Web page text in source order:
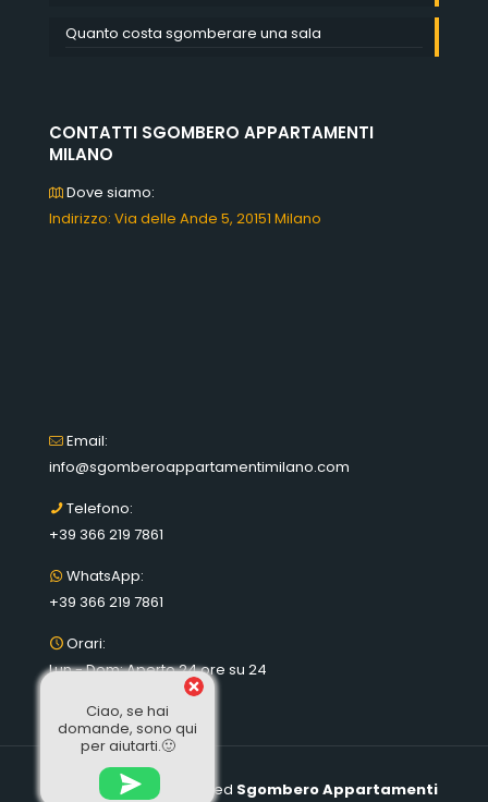
Quanto costa sgomberare una sala
CONTATTI SGOMBERO APPARTAMENTI
MILANO
Dove siamo:
Indirizzo: Via delle Ande 5, 20151 Milano
Email:
info@sgomberoappartamentimilano.com
Telefono:
+39 366 219 7861
WhatsApp:
+39 366 219 7861
Orari:
Lun - Dom: Aperto 24 ore su 24
© 2024 All rights reserved Sgombero Appartamenti
Ciao, se hai
domande, sono qui
per aiutarti.🙂